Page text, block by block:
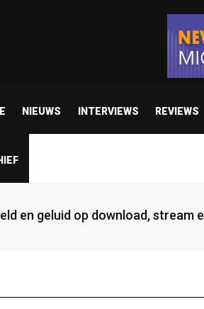
NIEUWS INTERVIEWS REVIEWS
en geluid op download, stream